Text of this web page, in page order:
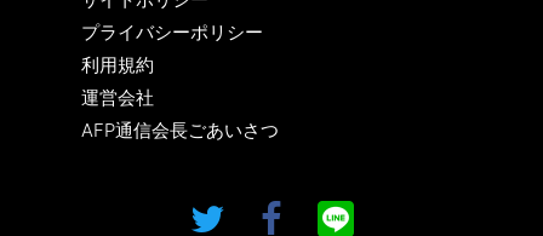
プライバシーポリシー
利用規約
運営会社
AFP通信会長ごあいさつ